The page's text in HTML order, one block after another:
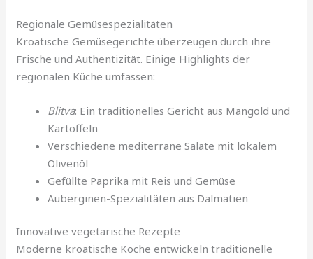
Regionale Gemüsespezialitäten
Kroatische Gemüsegerichte überzeugen durch ihre
Frische und Authentizität. Einige Highlights der
regionalen Küche umfassen:
Blitva: Ein traditionelles Gericht aus Mangold und
Kartoffeln
Verschiedene mediterrane Salate mit lokalem
Olivenöl
Gefüllte Paprika mit Reis und Gemüse
Auberginen-Spezialitäten aus Dalmatien
Innovative vegetarische Rezepte
Moderne kroatische Köche entwickeln traditionelle